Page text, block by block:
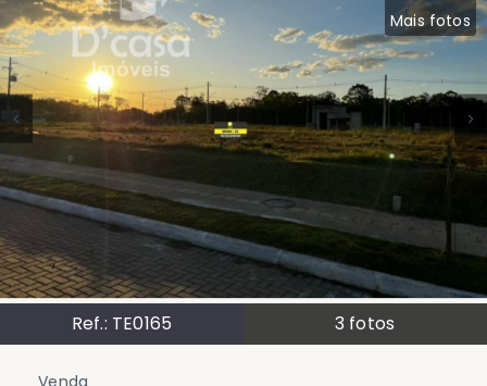
Mais fotos
Ref.: TE0165 3 fotos
Venda